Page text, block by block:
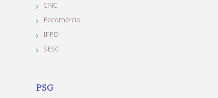
CNC
Fecomércio
IFPD
SESC
PSG